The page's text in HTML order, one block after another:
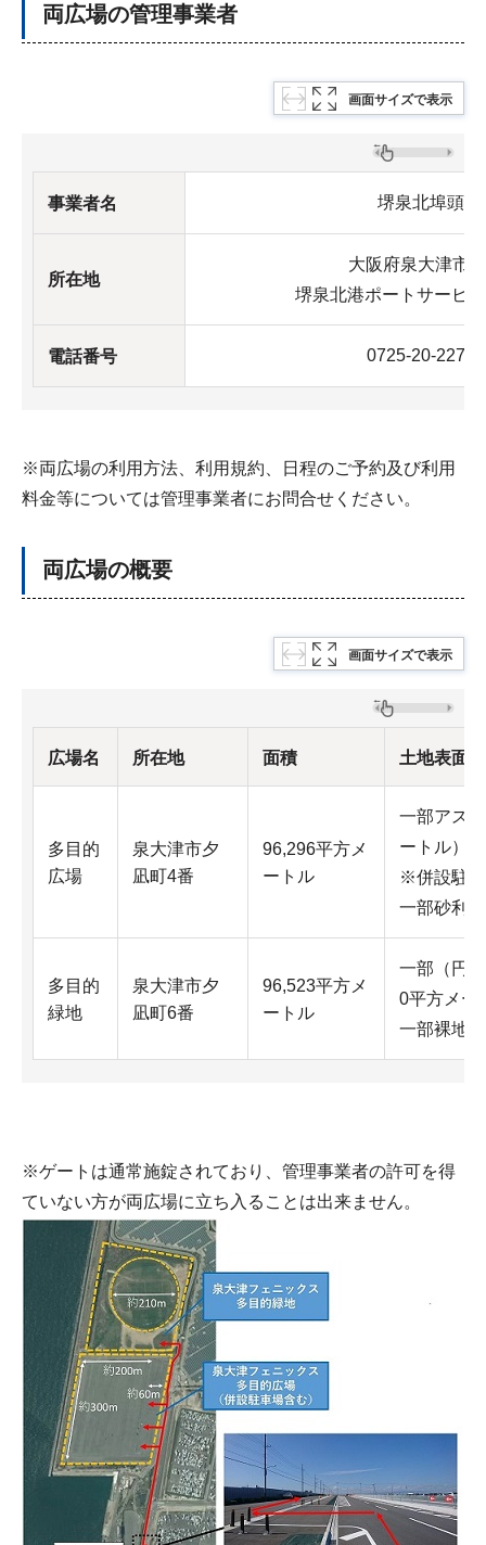
両広場の管理事業者
画面サイズで表示
事業者名 堺泉北埠頭株
所在地
大阪府泉大津市
堺泉北港ポートサービ
電話番号 0725-20-2270
※両広場の利用方法、利用規約、日程のご予約及び利用
料金等については管理事業者にお問合せください。
両広場の概要
画面サイズで表示
広場名 所在地 面積 土地表面
多目的
広場
泉大津市夕
凪町4番
96,296平方メ
ートル
一部アス
ートル）
※併設駐
一部砂利
多目的
緑地
泉大津市夕
凪町6番
96,523平方メ
ートル
一部（円
0平方メー
一部裸地
※ゲートは通常施錠されており、管理事業者の許可を得
ていない方が両広場に立ち入ることは出来ません。